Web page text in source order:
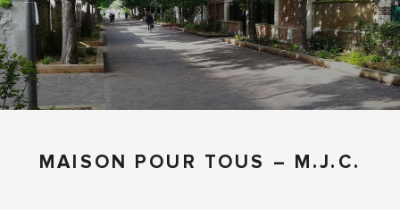
MAISON POUR TOUS – M.J.C.